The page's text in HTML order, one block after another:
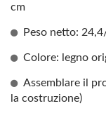
cm
Peso netto:
Colore: legno
Assemblare il
la costruzione)